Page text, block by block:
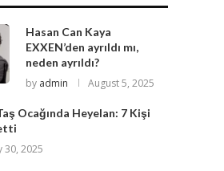
Hasan Can Kaya
EXXEN’den ayrıldı mı,
neden ayrıldı?
by admin August 5, 2025
Ocağında Heyelan: 7 Kişi
30, 2025